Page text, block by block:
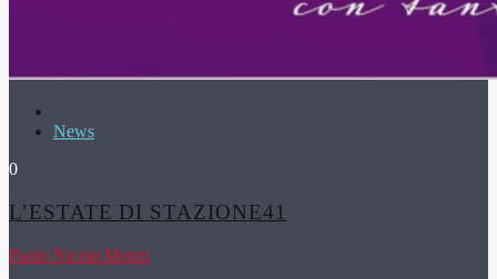
News
0
L’ESTATE DI STAZIONE41
Paolo Nicola Monzi